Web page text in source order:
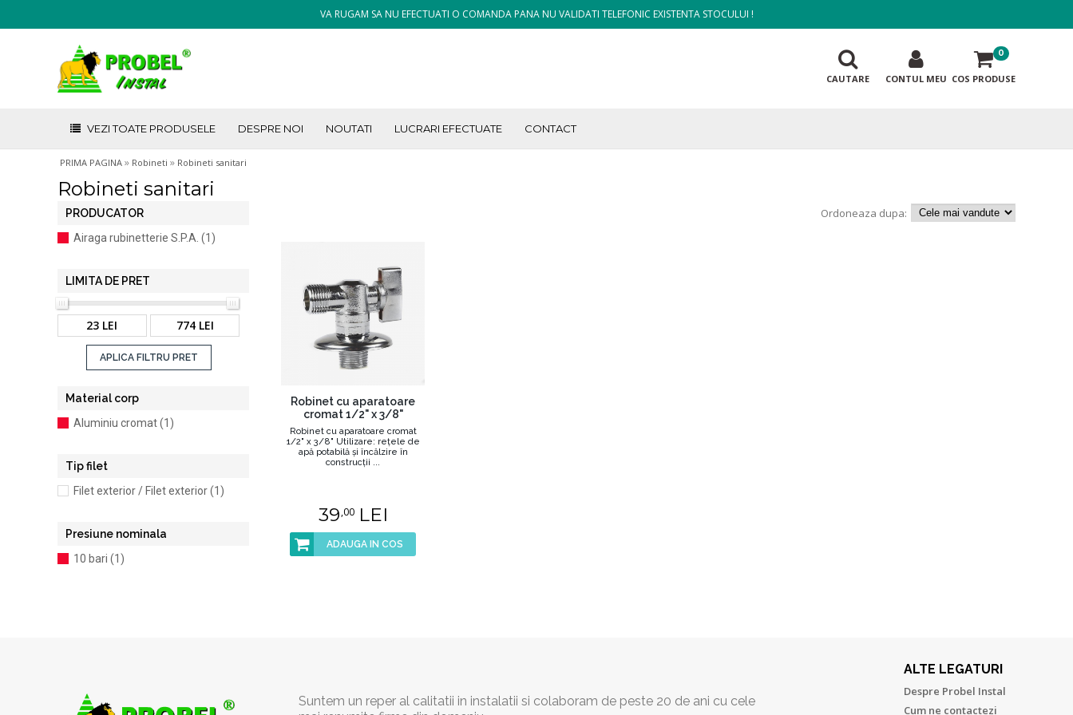
VA RUGAM SA NU EFECTUATI O COMANDA PANA NU VALIDATI TELEFONIC EXISTENTA STOCULUI !
COS PRODUSE
0
CONTUL MEU
CAUTARE
VEZI TOATE PRODUSELE DESPRE NOI NOUTATI LUCRARI EFECTUATE CONTACT
PRIMA PAGINA » Robineti » Robineti sanitari
Robineti sanitari
PRODUCATOR
Airaga rubinetterie S.P.A. (1)
LIMITA DE PRET
23 LEI 774 LEI
APLICA FILTRU PRET
Material corp
Aluminiu cromat (1)
Tip filet
Filet exterior / Filet exterior (1)
Presiune nominala
10 bari (1)
Ordoneaza dupa:
Robinet cu aparatoare
cromat 1/2" x 3/8"
Robinet cu aparatoare cromat
1/2" x 3/8" Utilizare: reţele de
apă potabilă şi încălzire în
construcţii ...
39,00LEI
ADAUGA IN COS
Suntem un reper al calitatii in instalatii si colaboram de peste 20 de ani cu cele
ALTE LEGATURI
Despre Probel Instal
Cum ne contactezi